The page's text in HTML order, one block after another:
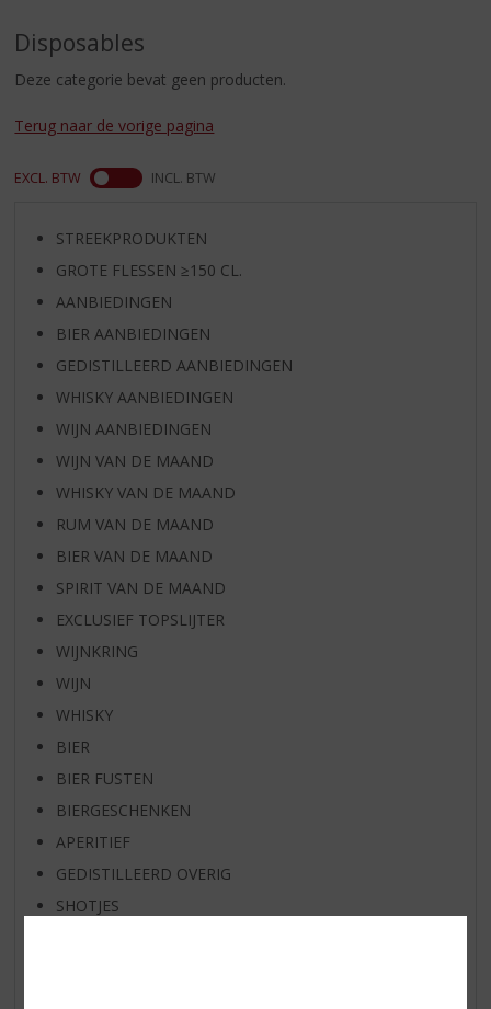
r
i
g
n
a
Disposables
Deze categorie bevat geen producten.
Terug naar de vorige pagina
EXCL. BTW INCL. BTW
STREEKPRODUKTEN
GROTE FLESSEN ≥150 CL.
AANBIEDINGEN
BIER AANBIEDINGEN
GEDISTILLEERD AANBIEDINGEN
WHISKY AANBIEDINGEN
WIJN AANBIEDINGEN
WIJN VAN DE MAAND
WHISKY VAN DE MAAND
RUM VAN DE MAAND
BIER VAN DE MAAND
SPIRIT VAN DE MAAND
EXCLUSIEF TOPSLIJTER
WIJNKRING
WIJN
WHISKY
BIER
BIER FUSTEN
BIERGESCHENKEN
APERITIEF
GEDISTILLEERD OVERIG
SHOTJES